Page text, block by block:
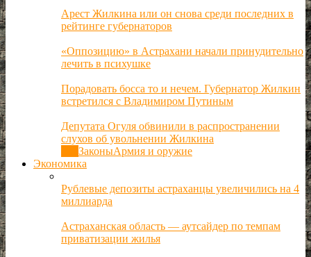
Арест Жилкина или он снова среди последних в
рейтинге губернаторов
«Оппозицию» в Астрахани начали принудительно
лечить в психушке
Порадовать босса то и нечем. Губернатор Жилкин
встретился с Владимиром Путиным
Депутата Огуля обвинили в распространении
слухов об увольнении Жилкина
ЗаконыАрмия и оружие
Экономика
Рублевые депозиты астраханцы увеличились на 4
миллиарда
Астраханская область — аутсайдер по темпам
приватизации жилья